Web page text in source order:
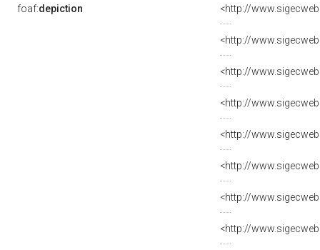
foaf:depiction <http://
<http://
<http://
<http://
<http://
<http://
<http://
<http://